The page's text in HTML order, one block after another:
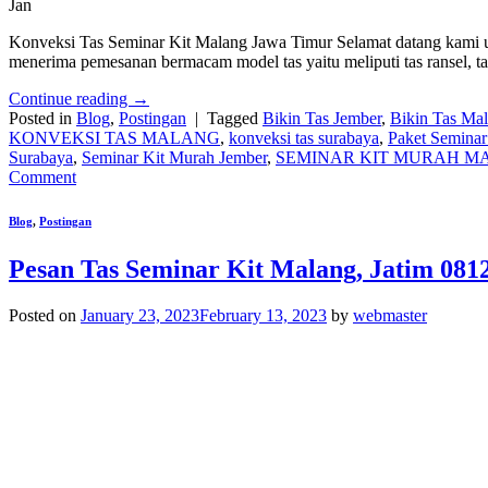
Jan
Konveksi Tas Seminar Kit Malang Jawa Timur Selamat datang
menerima pemesanan bermacam model tas yaitu meliputi tas
Continue reading →
Posted in Blog, Postingan | Tagged Bikin Tas Jember, Bikin Tas
KONVEKSI TAS MALANG, konveksi tas surabaya, Paket
Surabaya, Seminar Kit Murah Jember, SEMINAR KIT MURAH
Comment
Blog, Postingan
Pesan Tas Seminar Kit Malang, Jatim
Posted on January 23, 2023February 13, 2023 by webmaster